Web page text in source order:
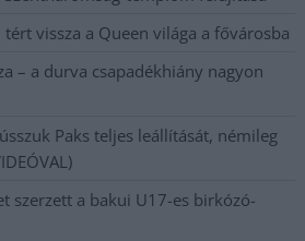
vissza a Queen világa a fővárosba
– a durva csapadékhiány nagyon
Paks teljes leállítását, némileg
szerzett a bakui U17-es birkózó-